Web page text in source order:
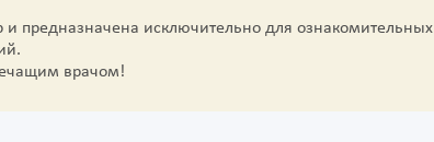
предназначена исключительно для ознакомительных
врачом!